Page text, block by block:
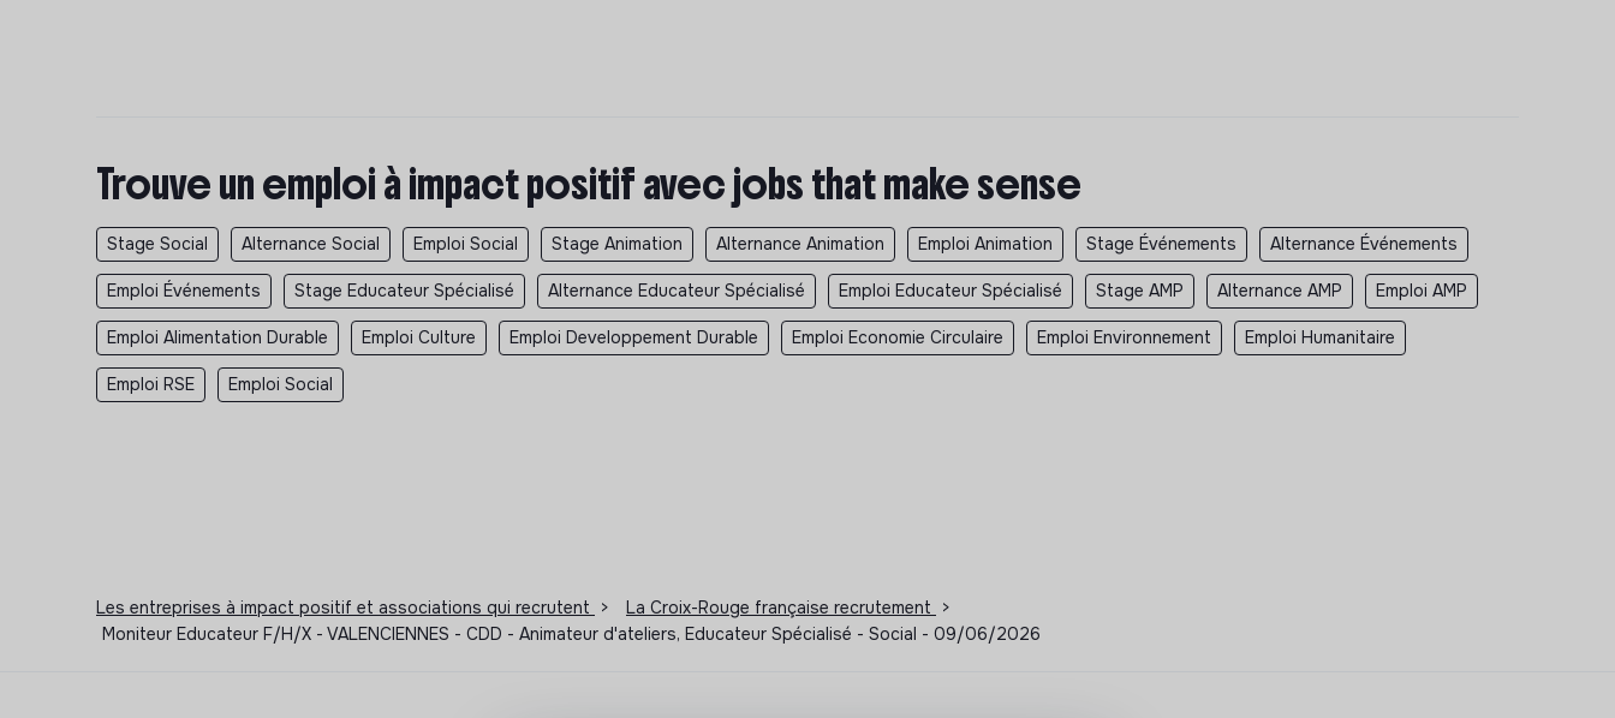
Trouve un emploi à impact positif avec jobs that make sense
Stage Social Alternance Social Emploi Social Stage Animation Alternance Animation Emploi Animation Stage Événements Alternance Événements
Emploi Événements Stage Educateur Spécialisé Alternance Educateur Spécialisé Emploi Educateur Spécialisé Stage AMP Alternance AMP Emploi AMP
Emploi Alimentation Durable Emploi Culture Emploi Developpement Durable Emploi Economie Circulaire Emploi Environnement Emploi Humanitaire
Emploi RSE Emploi Social
Les entreprises à impact positif et associations qui recrutent > La Croix-Rouge française recrutement
>
Moniteur Educateur F/H/X - VALENCIENNES - CDD - Animateur d'ateliers, Educateur Spécialisé - Social - 09/06/2026